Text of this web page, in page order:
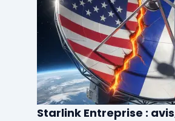
Starlink Entreprise :